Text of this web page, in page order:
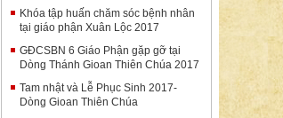
Khóa tập huấn chăm sóc bệnh nhân
tại giáo phận Xuân Lộc 2017
GĐCSBN 6 Giáo Phận gặp gỡ tại
Dòng Thánh Gioan Thiên Chúa 2017
Tam nhật và Lễ Phục Sinh 2017-
Dòng Gioan Thiên Chúa